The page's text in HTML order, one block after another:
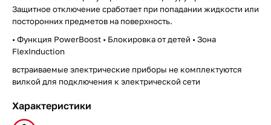
Защитное отключение сработает при попадании жидкости или
посторонних предметов на поверхность.
• Функция PowerBoost • Блокировка от детей • Зона
FlexInduction
встраиваемые электрические приборы не комплектуются
вилкой для подключения к электрической сети
Характеристики